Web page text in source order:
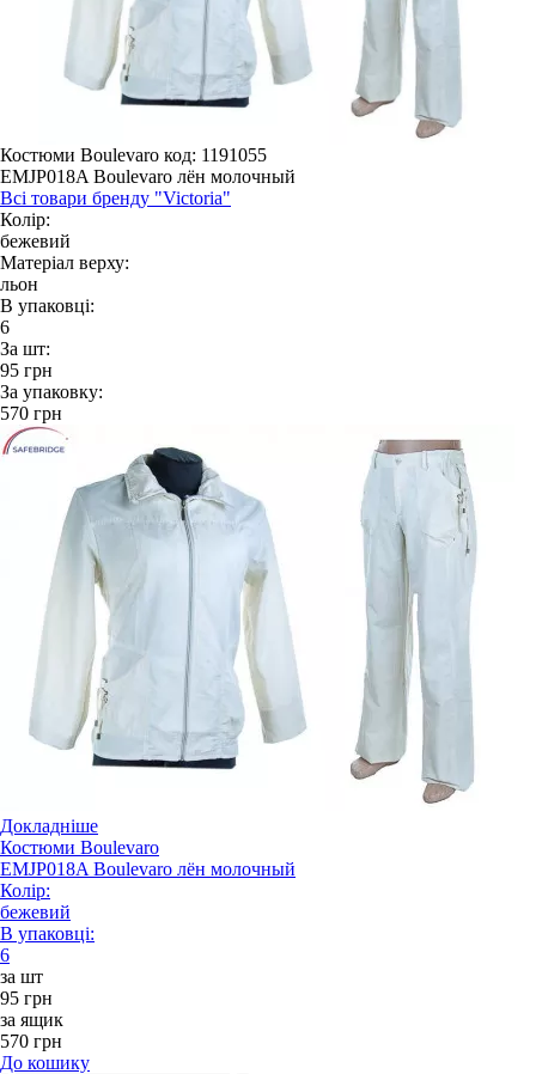
Костюми Boulevaro код: 1191055
EMJP018A Boulevaro лён молочный
Всі товари бренду "Victoria"
Колір:
бежевий
Матеріал верху:
льон
В упаковці:
6
За шт:
95 грн
За упаковку:
570 грн
Докладніше
Костюми Boulevaro
EMJP018A Boulevaro лён молочный
Колір:
бежевий
В упаковці:
6
за шт
95 грн
за ящик
570 грн
До кошику